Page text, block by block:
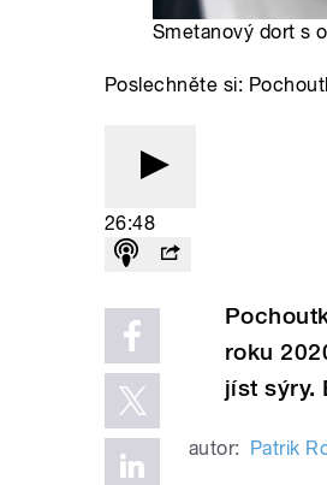
Smetanový dort s
Poslechněte si:
26:48
roku
jíst sýry.
autor: Patrik